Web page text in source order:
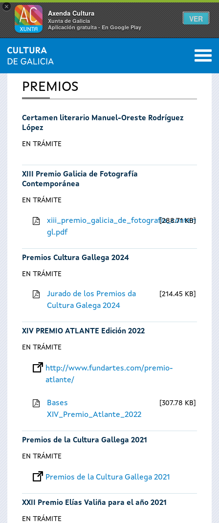
×
Axenda Cultura
Xunta de Galicia
Aplicación gratuíta - En Google Play
VER
Se
encuentra
usted
aquí
INICIO 0
PREMIOS
Certamen literario Manuel-Oreste Rodríguez
López
EN TRÁMITE
XIII Premio Galicia de Fotografía
Contemporánea
EN TRÁMITE
gl.pdf
288.71 KB
Premios Cultura Gallega 2024
EN TRÁMITE
Jurado de los Premios da
Cultura Galega 2024
214.45 KB
XIV PREMIO ATLANTE Edición 2022
EN TRÁMITE
http://www.fundartes.com/premio-
atlante/
Bases
XIV_Premio_Atlante_2022
307.78 KB
Premios de la Cultura Gallega 2021
EN TRÁMITE
Premios de la Cultura Gallega 2021
XXII Premio Elías Valiña para el año 2021
EN TRÁMITE